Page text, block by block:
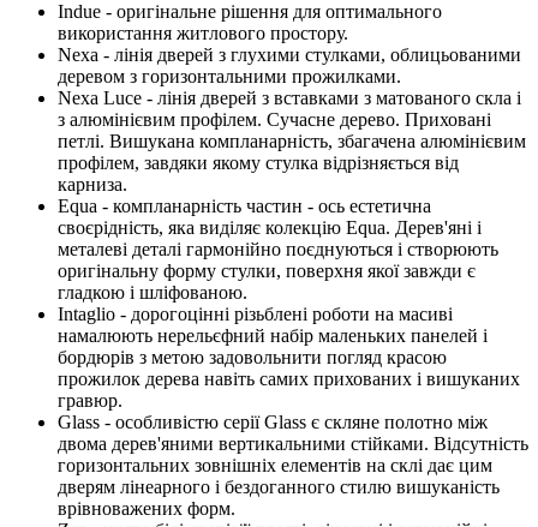
Indue - оригінальне рішення для оптимального
використання житлового простору.
Nexa - лінія дверей з глухими стулками, облицьованими
деревом з горизонтальними прожилками.
Nexa Luce - лінія дверей з вставками з матованого скла і
з алюмінієвим профілем. Сучасне дерево. Приховані
петлі. Вишукана компланарність, збагачена алюмінієвим
профілем, завдяки якому стулка відрізняється від
карниза.
Equa - компланарність частин - ось естетична
своєрідність, яка виділяє колекцію Equa. Дерев'яні і
металеві деталі гармонійно поєднуються і створюють
оригінальну форму стулки, поверхня якої завжди є
гладкою і шліфованою.
Intaglio - дорогоцінні різьблені роботи на масиві
намалюють нерельєфний набір маленьких панелей і
бордюрів з метою задовольнити погляд красою
прожилок дерева навіть самих прихованих і вишуканих
гравюр.
Glass - особливістю серії Glass є скляне полотно між
двома дерев'яними вертикальними стійками. Відсутність
горизонтальних зовнішніх елементів на склі дає цим
дверям лінеарного і бездоганного стилю вишуканість
врівноважених форм.